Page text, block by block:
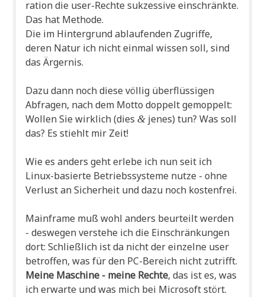
ra­ti­on die user-Rech­te suk­zes­si­ve ein­schränk­te.
Das hat Methode.
Die im Hin­ter­grund ablau­fen­den Zugrif­fe,
deren Natur ich nicht ein­mal wis­sen soll, sind
das Ärgernis.
Dazu dann noch die­se völ­lig über­flüs­si­gen
Abfra­gen, nach dem Mot­to dop­pelt gemop­pelt:
Wol­len Sie wirk­lich (dies& jenes) tun? Was soll
das? Es stiehlt mir Zeit!
Wie es anders geht erle­be ich nun seit ich
Linux-basier­te Betriebs­sy­ste­me nut­ze - ohne
Ver­lust an Sicher­heit und dazu noch kostenfrei.
Main­frame muß wohl anders beur­teilt wer­den
- des­we­gen ver­ste­he ich die Ein­schrän­kun­gen
dort: Schließ­lich ist da nicht der ein­zel­ne user
betrof­fen, was für den PC-Bereich nicht zutrifft.
Mei­ne Maschi­ne - mei­ne Rech­te, das ist es, was
ich erwar­te und was mich bei Micro­soft stört.